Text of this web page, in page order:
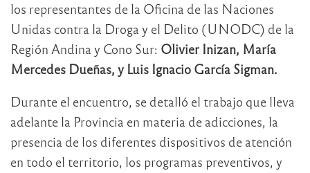
los representantes de la Oficina de las Naciones
Unidas contra la Droga y el Delito (UNODC) de la
Región Andina y Cono Sur: Olivier Inizan, María
Mercedes Dueñas, y Luis Ignacio García Sigman.
Durante el encuentro, se detalló el trabajo que lleva
adelante la Provincia en materia de adicciones, la
presencia de los diferentes dispositivos de atención
en todo el territorio, los programas preventivos, y